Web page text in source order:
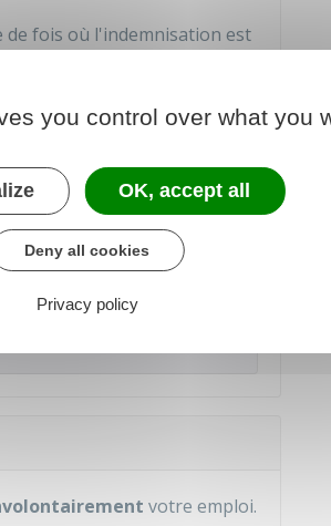
de fois où l'indemnisation est
immédiatement après
d'indemnisation.
d'indemnisation, et
votre emploi.
you control over what you
OK, accept all
Deny all cookies
Privacy policy